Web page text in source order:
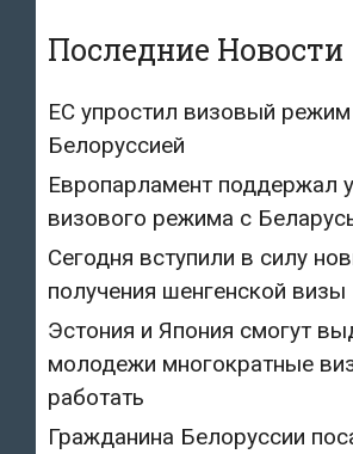
Последние Новости
ЕС упростил визовый
Белоруссией
Европарламент поддержал
визового режима с
Сегодня вступили в силу
получения шенгенской визы
Эстония и Япония смогут
молодежи многократные
работать
Гражданина Белоруссии